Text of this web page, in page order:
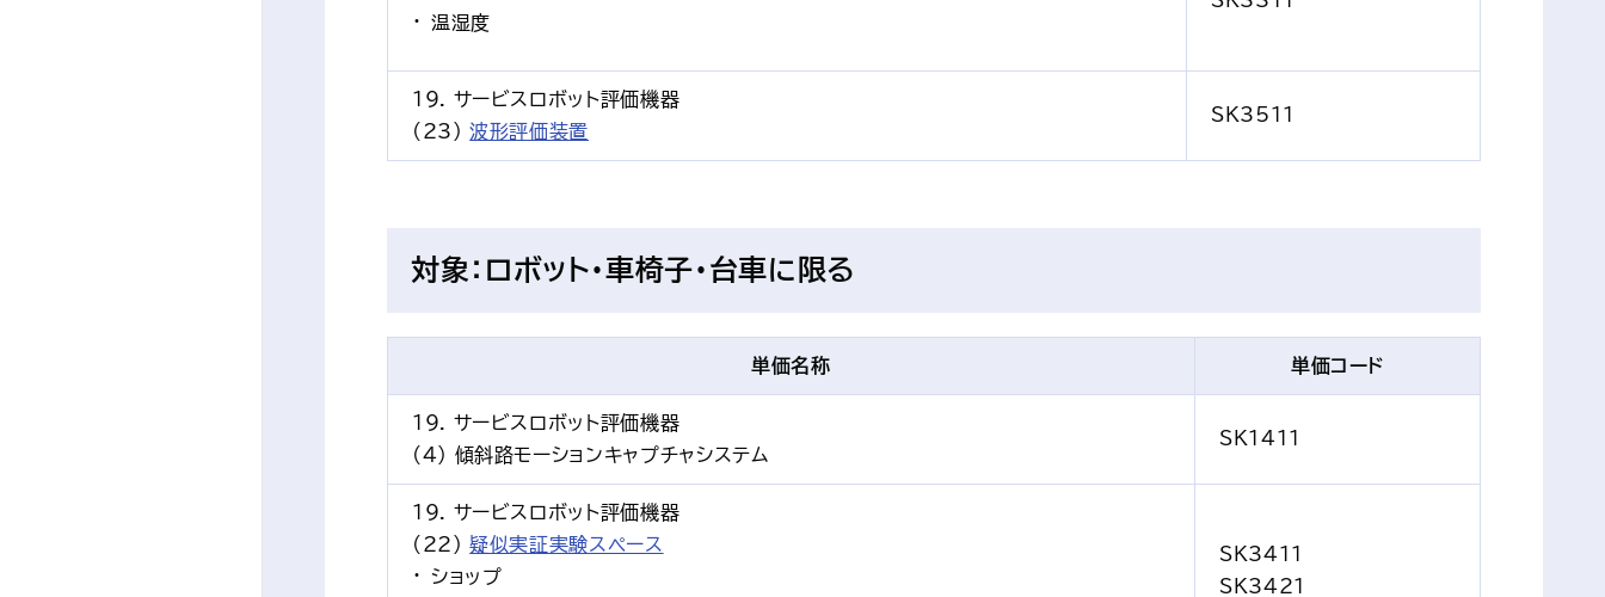
温湿度
19. サービスロボット評価機器
(23)波形評価装置
SK3511
対象：ロボット・車椅子・台車に限る
単価名称 単価コード
19. サービスロボット評価機器
(4) 傾斜路モーションキャプチャシステム
SK1411
19. サービスロボット評価機器
(22) 疑似実証実験スペース
ショップ
SK3411
SK3421